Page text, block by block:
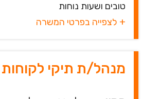
טובים ושעות נוחות
+ לצפייה בפרטי המשרה
מנהל/ת תיקי לקוחות